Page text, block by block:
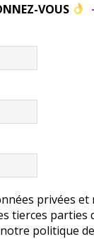
VOUS
privées et
tierces parties
politique